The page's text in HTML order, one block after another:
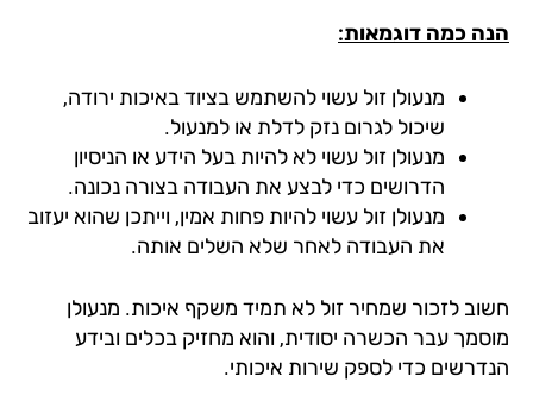
כמה דוגמאות:
מנעולן זול עשוי להשתמש בציוד באיכות ירודה,
שיכול לגרום נזק לדלת או למנעול.
מנעולן זול עשוי לא להיות בעל הידע או הניסיון
הדרושים כדי לבצע את העבודה בצורה נכונה.
מנעולן זול עשוי להיות פחות אמין, וייתכן שהוא יעזוב
את העבודה לאחר שלא השלים אותה.
לזכור שמחיר זול לא תמיד משקף איכות. מנעולן
עבר הכשרה יסודית, והוא מחזיק בכלים ובידע
כדי לספק שירות איכותי.